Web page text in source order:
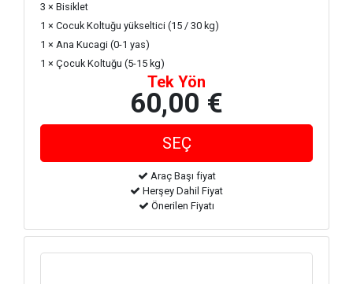
3 × Bisiklet
1 × Cocuk Koltuğu yükseltici (15 / 30 kg)
1 × Ana Kucagi (0-1 yas)
1 × Çocuk Koltuğu (5-15 kg)
Tek Yön
60,00 €
Araç Başı fiyat
Herşey Dahil Fiyat
Önerilen Fiyatı